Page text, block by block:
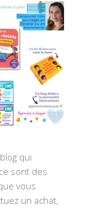
qui
sont des
vous
un achat,